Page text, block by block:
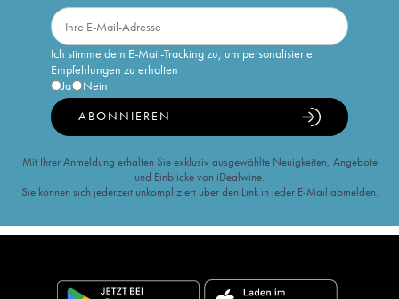
Ich stimme dem E-Mail-Tracking zu, um personalisierte
Empfehlungen zu erhalten
Ja
Nein
ABONNIEREN
Mit Ihrer Anmeldung erhalten Sie exklusiv ausgewählte Neuigkeiten, Angebote
und Einblicke von iDealwine.
Sie können sich jederzeit unkompliziert über den Link in jeder E-Mail abmelden.